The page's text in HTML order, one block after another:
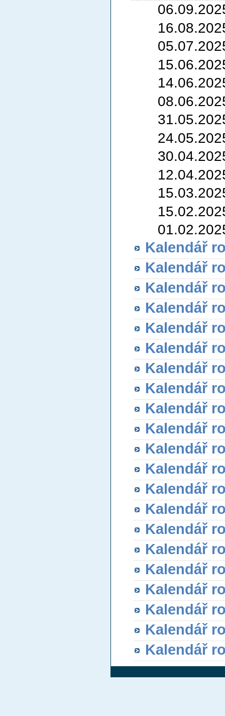
Kalendář
Kalendář
Kalendář
Kalendář
Kalendář
Kalendář
Kalendář
Kalendář
Kalendář
Kalendář
Kalendář
Kalendář
Kalendář
Kalendář
Kalendář
Kalendář
Kalendář
Kalendář
Kalendář
Kalendář
Kalendář